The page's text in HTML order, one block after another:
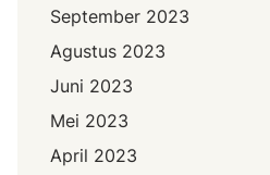
September 2023
Agustus 2023
Juni 2023
Mei 2023
April 2023